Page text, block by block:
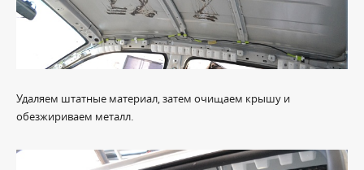
Удаляем штатные материал, затем очищаем крышу и
обезжириваем металл.